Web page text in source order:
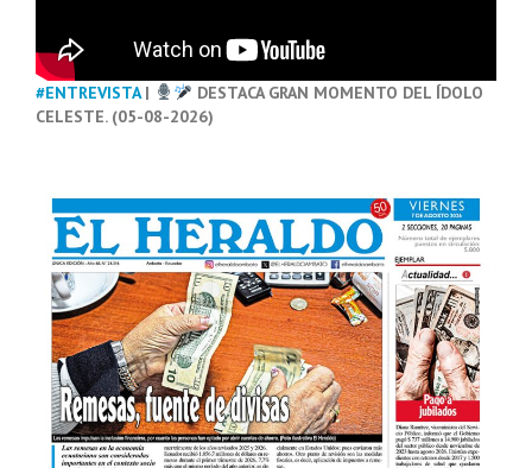
#ENTREVISTA|
DESTACA GRAN MOMENTO DEL ÍDOLO
CELESTE. (05-08-2026)